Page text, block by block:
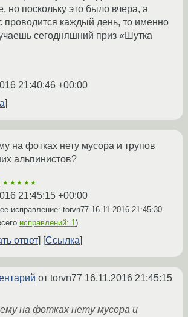
но поскольку это было вчера, а
проводится каждый день, то именно
сегодняшний приз «Шутка
21:40:46 +00:00
на фотках нету мусора и трупов
альпинистов?
★★★★★
21:45:15 +00:00
исправление: torvn77 16.11.2016 21:45:30
исправлений: 1)
ответ Ссылка
от torvn77 16.11.2016 21:45:15
на фотках нету мусора и